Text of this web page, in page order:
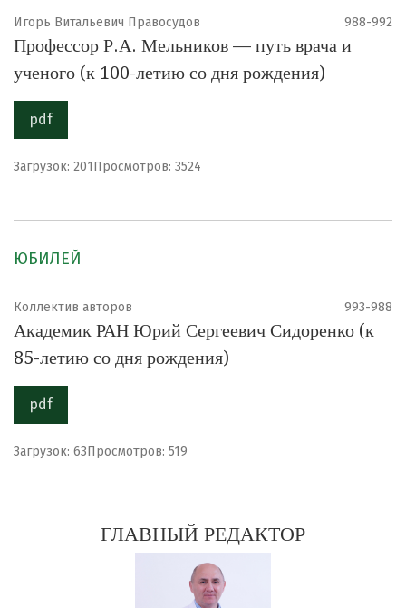
Игорь Витальевич Правосудов 988-992
Профессор Р.А. Мельников — путь врача и
ученого (к 100-летию со дня рождения)
pdf
Загрузок: 201Просмотров: 3524
ЮБИЛЕЙ
Коллектив авторов 993-988
Академик РАН Юрий Сергеевич Сидоренко (к
85-летию со дня рождения)
pdf
Загрузок: 63Просмотров: 519
ГЛАВНЫЙ РЕДАКТОР